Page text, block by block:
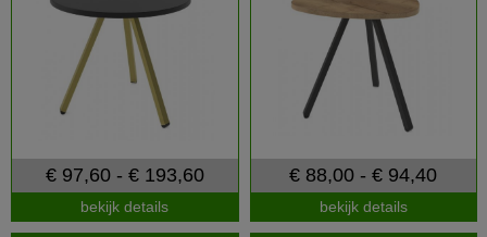
€ 97,60 - € 193,60
bekijk details
€ 88,00 - € 94,40
bekijk details